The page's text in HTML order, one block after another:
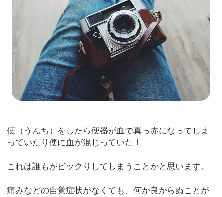
便（うんち）をしたら便器が血で真っ赤になってしま
っていたり便に血が混じっていた！
これは誰もがビックりしてしまうことかと思います。
痛みなどの自覚症状がなくても、何か良からぬことが